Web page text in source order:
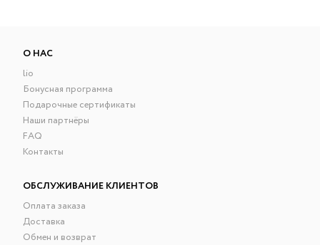
О НАС
lio
Бонусная программа
Подарочные сертификаты
Наши партнёры
FAQ
Контакты
ОБСЛУЖИВАНИЕ КЛИЕНТОВ
Оплата заказа
Доставка
Обмен и возврат